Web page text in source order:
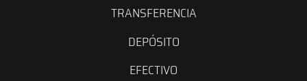
TRANSFERENCIA
DEPÓSITO
EFECTIVO